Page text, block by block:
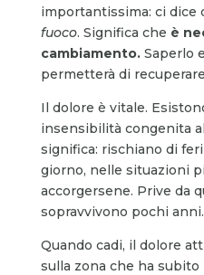
importantissima: ci dice
fuoco. Significa che è
cambiamento. Saperlo
permetterà di
Il dolore è vitale.
insensibilità congenita
significa: rischiano di
giorno, nelle situazioni
accorgersene. Prive da
sopravvivono pochi anni.
Quando cadi, il dolore
sulla zona che ha subito